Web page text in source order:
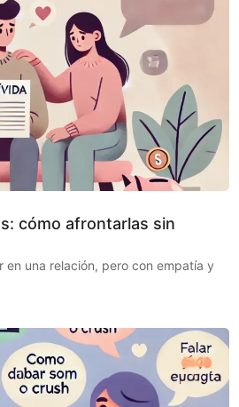
cómo afrontarlas sin
en una relación, pero con empatía y